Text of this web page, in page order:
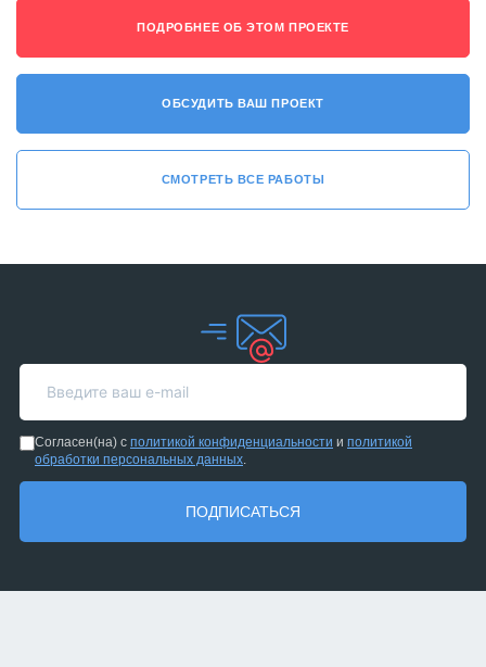
ПОДРОБНЕЕ ОБ ЭТОМ ПРОЕКТЕ
ОБСУДИТЬ ВАШ ПРОЕКТ
СМОТРЕТЬ ВСЕ РАБОТЫ
Согласен(на) с политикой конфиденциальности и политикой
обработки персональных данных
ПОДПИСАТЬСЯ